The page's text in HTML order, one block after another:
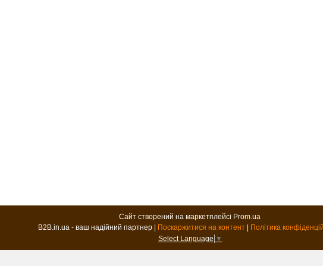
Сайт створений на маркетплейсі Prom.ua
Поскаржитися на контент
Політика
Select Language ▼